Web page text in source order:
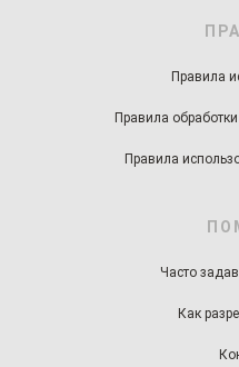
Правила
Правила
Правила
Часто
Как